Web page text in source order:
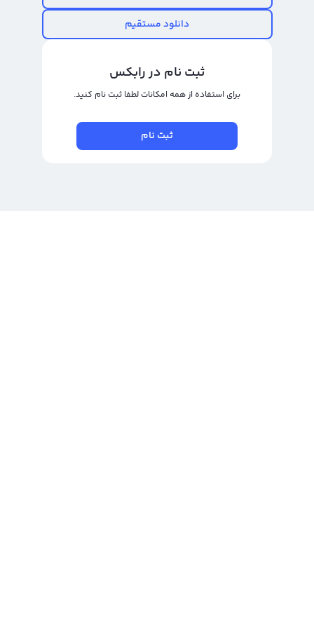
قیمت رمز ارز یو اس دی کوین، به صفحهقیمت یو اس دی کوینبروید.
دانلود مستقیم
ثبت نام در رابکس
برای استفاده از همه امکانات لطفا ثبت نام کنید.
ثبت نام